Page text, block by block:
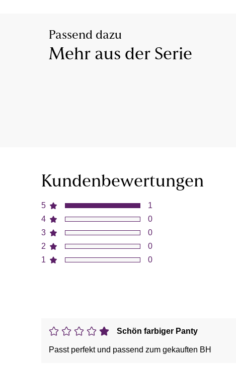
Passend dazu
Mehr aus der Serie
Kundenbewertungen
5
4
3
2
1
1
0
0
0
0
Schön farbiger Panty
Passt perfekt und passend zum gekauften BH